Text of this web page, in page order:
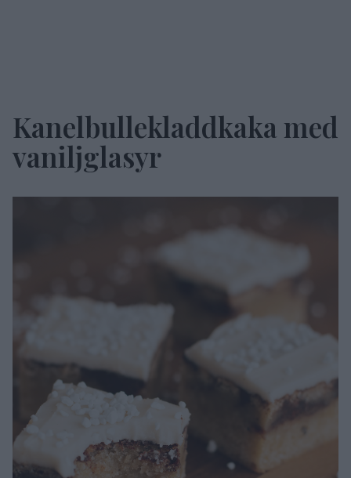
Kanelbullekladdkaka med
vaniljglasyr